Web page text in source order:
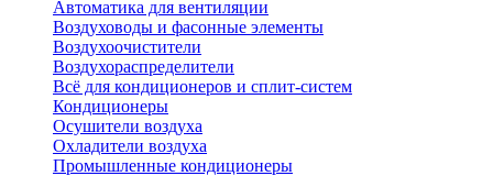
Автоматика для вентиляции
Воздуховоды и фасонные элементы
Воздухоочистители
Воздухораспределители
Всё для кондиционеров и сплит-систем
Кондиционеры
Осушители воздуха
Охладители воздуха
Промышленные кондиционеры